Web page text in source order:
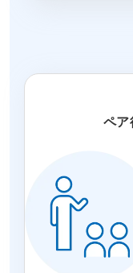
ペア